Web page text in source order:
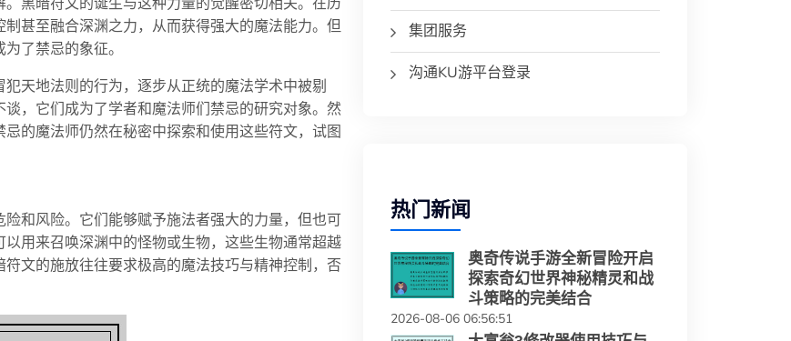
甚至融合深渊之力，从而获得强大的魔法能力。但
了禁忌的象征。
天地法则的行为，逐步从正统的魔法学术中被剔
，它们成为了学者和魔法师们禁忌的研究对象。然
的魔法师仍然在秘密中探索和使用这些符文，试图
和风险。它们能够赋予施法者强大的力量，但也可
用来召唤深渊中的怪物或生物，这些生物通常超越
文的施放往往要求极高的魔法技巧与精神控制，否
集团服务
沟通KU游平台登录
热门新闻
奥奇传说手游全新冒险开启
探索奇幻世界神秘精灵和战
斗策略的完美结合
2026-08-06 06:56:51